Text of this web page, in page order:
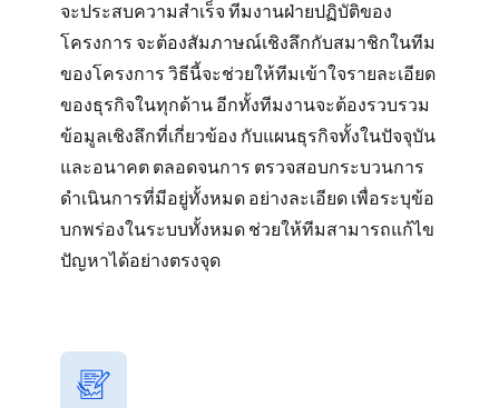
จะประสบความสำเร็จ ทีมงานฝ่ายปฏิบัติของ
โครงการ จะต้องสัมภาษณ์เชิงลึกกับสมาชิกในทีม
ของโครงการ วิธีนี้จะช่วยให้ทีมเข้าใจรายละเอียด
ของธุรกิจในทุกด้าน อีกทั้งทีมงานจะต้องรวบรวม
ข้อมูลเชิงลึกที่เกี่ยวข้อง กับแผนธุรกิจทั้งในปัจจุบัน
และอนาคต ตลอดจนการ ตรวจสอบกระบวนการ
ดำเนินการที่มีอยู่ทั้งหมด อย่างละเอียด เพื่อระบุข้อ
บกพร่องในระบบทั้งหมด ช่วยให้ทีมสามารถแก้ไข
ปัญหาได้อย่างตรงจุด